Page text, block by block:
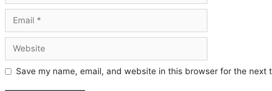
Save my name, email, and website in this browser for the next